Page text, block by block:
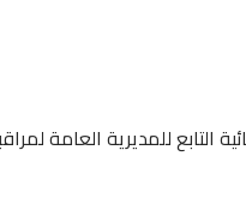
التابع للمديرية العامة